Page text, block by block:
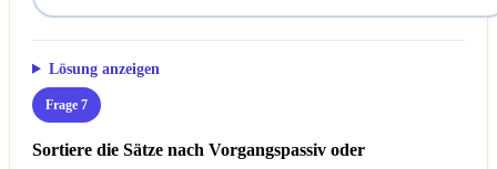
Lösung anzeigen
Frage 7
Sortiere die Sätze nach Vorgangspassiv oder